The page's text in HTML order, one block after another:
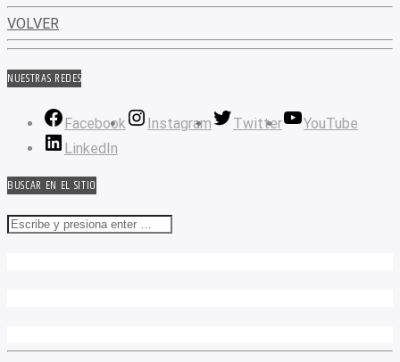
VOLVER
NUESTRAS REDES
Facebook Instagram Twitter
YouTube
LinkedIn
BUSCAR EN EL SITIO